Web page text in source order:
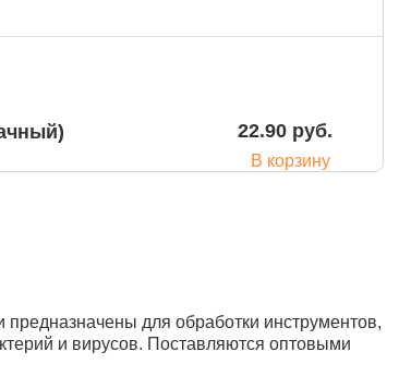
22.90 руб.
В корзину
(100шт)
25.80 руб.
В корзину
для обработки инструментов,
и вирусов. Поставляются оптовыми